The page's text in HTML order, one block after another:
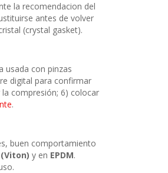
la recomendacion del
antes de volver
(crystal gasket).
usada con pinzas
digital para confirmar
compresión; 6) colocar
.
buen comportamiento
(Viton) y en EPDM.